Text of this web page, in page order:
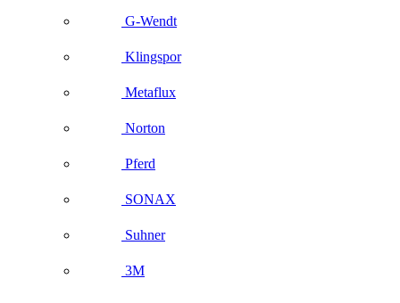
G-Wendt
Klingspor
Metaflux
Norton
Pferd
SONAX
Suhner
3M